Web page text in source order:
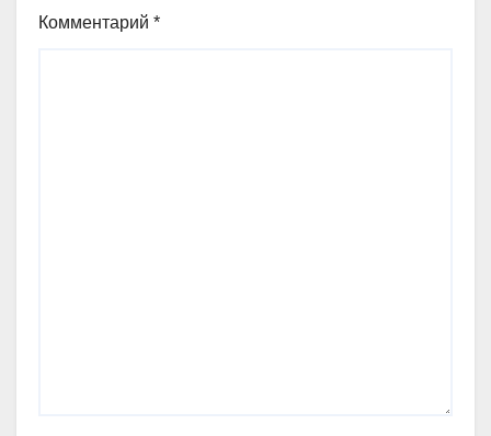
Комментарий *